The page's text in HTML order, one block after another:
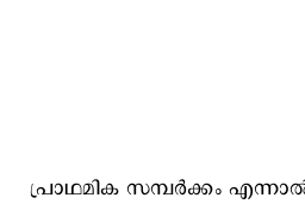
പ്രാഥമിക സമ്പർക്കം